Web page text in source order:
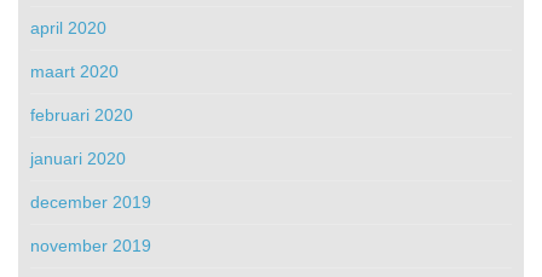
april 2020
maart 2020
februari 2020
januari 2020
december 2019
november 2019